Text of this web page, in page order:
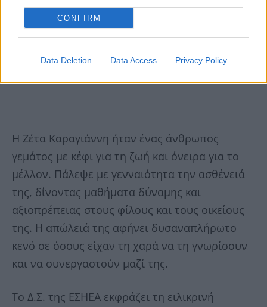
CONFIRM
Data Deletion Data Access Privacy Policy
Η Ζέτα Καραγιάννη ήταν ένας άνθρωπος
γεμάτος με κέφι για τη ζωή και όνειρα για το
μέλλον. Πάλεψε με γενναιότητα την ασθένειά
της, δίνοντας μαθήματα δύναμης και
αξιοπρέπειας στους φίλους και τους οικείους
της. Η απώλειά της αφήνει δυσαναπλήρωτο
κενό σε όσους είχαν τη χαρά να τη γνωρίσουν
και να συνεργαστούν μαζί της.
Το Δ.Σ. της ΕΣΗΕΑ εκφράζει τη ειλικρινή